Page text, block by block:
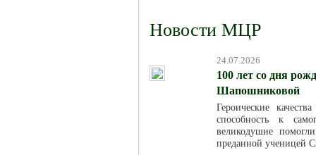
Новости МЦР
24.07.2026
100 лет со дня
Шапошниковой
Героические
способность к
великодушие
преданной ученицей